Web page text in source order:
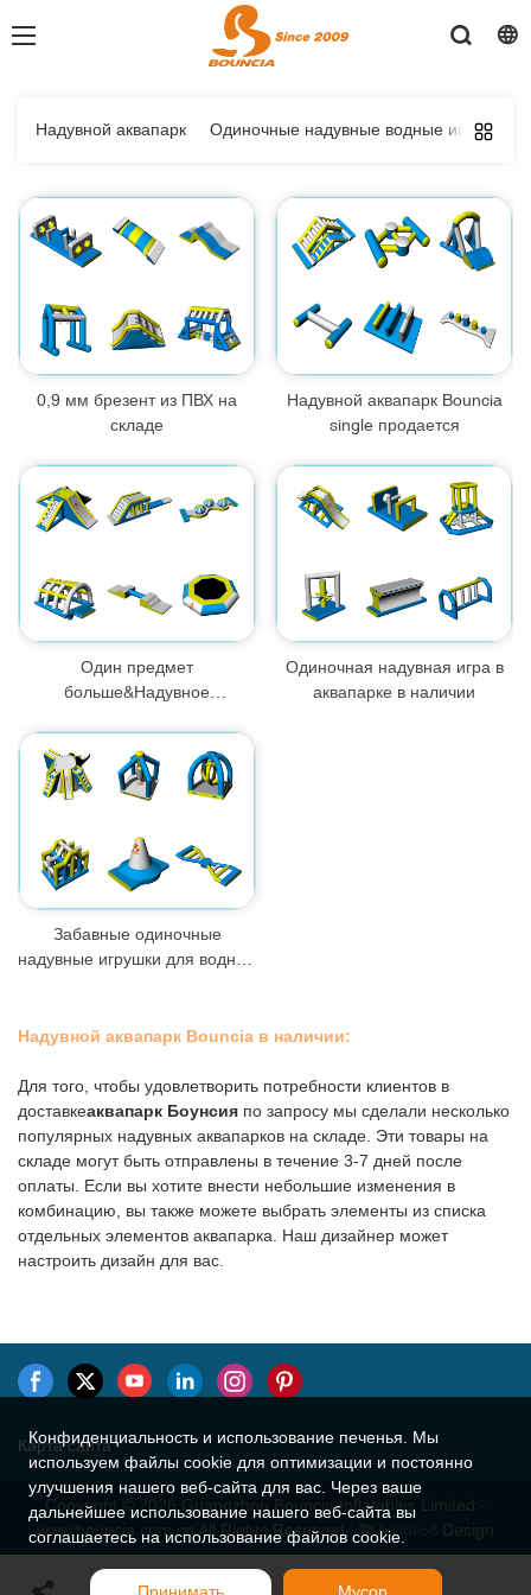
Надувной аквапарк Одиночные надувные водные игры
Надувной аквапарк Bouncia в наличии:
Для того, чтобы удовлетворить потребности клиентов в
доставкеаквапарк Боунсия по запросу мы сделали несколько
популярных надувных аквапарков на складе. Эти товары на
складе могут быть отправлены в течение 3-7 дней после
оплаты. Если вы хотите внести небольшие изменения в
комбинацию, вы также можете выбрать элементы из списка
отдельных элементов аквапарка. Наш дизайнер может
настроить дизайн для вас.
0,9 мм брезент из ПВХ на
складе
Надувной аквапарк Bouncia
single продается
Один предмет
больше&Надувное
Одиночная надувная игра в
аквапарке в наличии
Забавные одиночные
надувные игрушки для водных
Карта сайта
Copyright © 2026 Guangzhou Bouncia Inflatables Limited -
www.bouncia.com.cn All Rights Reserved.
Design
Конфиденциальность и использование печенья. Мы
используем файлы cookie для оптимизации и постоянно
улучшения нашего веб-сайта для вас. Через ваше
дальнейшее использование нашего веб-сайта вы
соглашаетесь на использование файлов cookie.